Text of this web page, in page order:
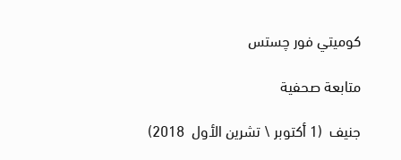
كوميتي فور چستس
متابعة صحفية
جنيف (1 أكتوبر \ تشرين الأول 2018)